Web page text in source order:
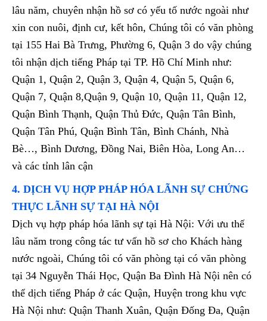
lâu năm, chuyên nhận hồ sơ có yếu tố nước ngoài như
xin con nuôi, định cư, kết hôn, Chúng tôi có văn phòng
tại 155 Hai Bà Trưng, Phường 6, Quận 3 do vậy chúng
tôi nhận dịch tiếng Pháp tại TP. Hồ Chí Minh như:
Quận 1, Quận 2, Quận 3, Quận 4, Quận 5, Quận 6,
Quận 7, Quận 8,Quận 9, Quận 10, Quận 11, Quận 12,
Quận Bình Thạnh, Quận Thủ Đức, Quận Tân Bình,
Quận Tân Phú, Quận Bình Tân, Bình Chánh, Nhà
Bè…, Bình Dương, Đồng Nai, Biên Hòa, Long An…
và các tỉnh lân cận
4. DỊCH VỤ HỢP PHÁP HÓA LÃNH SỰ CHỨNG
THỰC LÃNH SỰ TẠI HÀ NỘI
Dịch vụ hợp pháp hóa lãnh sự tại Hà Nội: Với ưu thế
lâu năm trong công tác tư vấn hồ sơ cho Khách hàng
nước ngoài, Chúng tôi có văn phòng tại có văn phòng
tại 34 Nguyễn Thái Học, Quận Ba Đình Hà Nội nên có
thể dịch tiếng Pháp ở các Quận, Huyện trong khu vực
Hà Nội như: Quận Thanh Xuân, Quận Đống Đa, Quận